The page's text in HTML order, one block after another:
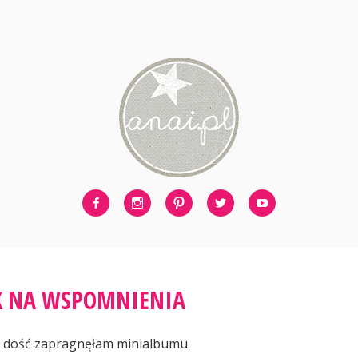
NA WSPOMNIENIA
zapragnęłam minialbumu.